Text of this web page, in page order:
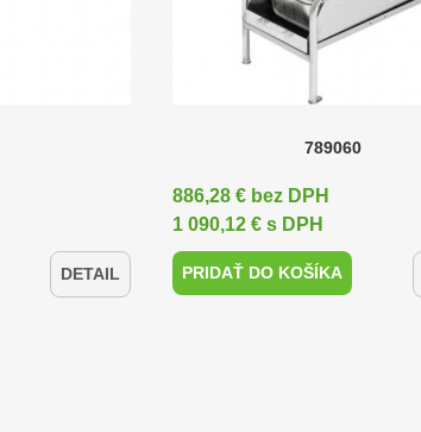
DETAIL
789060
886,28 € bez DPH
1 090,12 € s DPH
PRIDAŤ DO KOŠÍKA